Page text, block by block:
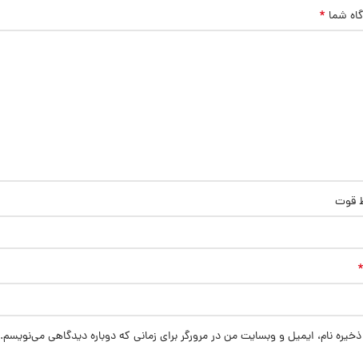
شما *
قوت
*
ذخیره نام، ایمیل و وبسایت من در مرورگر برای زمانی که دوباره دیدگاهی می‌نویسم.